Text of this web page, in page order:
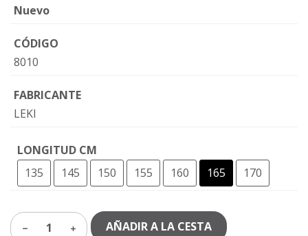
Nuevo
CÓDIGO
8010
FABRICANTE
LEKI
LONGITUD CM
135
145 150 155 160 165 170
1 AÑADIR A LA CESTA